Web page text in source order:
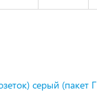
серый (пакет П